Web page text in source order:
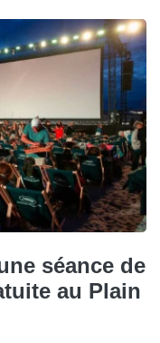
séance de
au Plain